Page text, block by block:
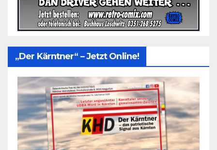
„Der Kärntner“ – Jetzt Online!